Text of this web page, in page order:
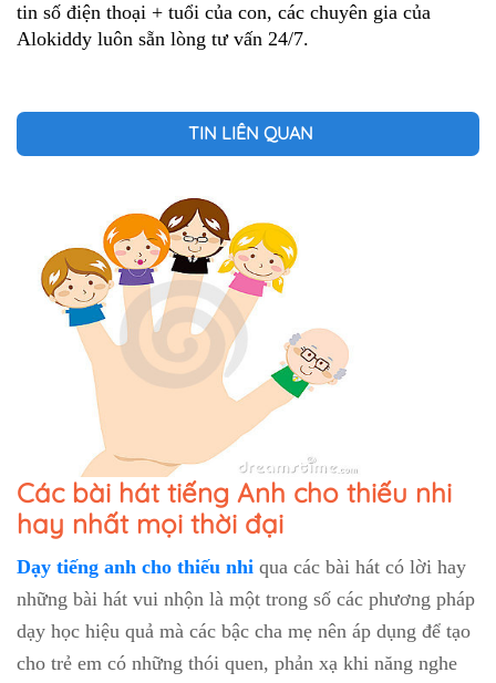
tin số điện thoại + tuổi của con, các chuyên gia của
Alokiddy luôn sẵn lòng tư vấn 24/7.
TIN LIÊN QUAN
Các bài hát tiếng Anh cho thiếu nhi
hay nhất mọi thời đại
Dạy tiếng anh cho thiếu nhi qua các bài hát có lời hay
những bài hát vui nhộn là một trong số các phương pháp
dạy học hiệu quả mà các bậc cha mẹ nên áp dụng để tạo
cho trẻ em có những thói quen, phản xạ khi năng nghe